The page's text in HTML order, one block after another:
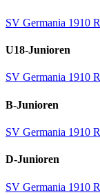
SV Germania 1910
U18-Junioren
SV Germania 1910
B-Junioren
SV Germania 1910
D-Junioren
SV Germania 1910